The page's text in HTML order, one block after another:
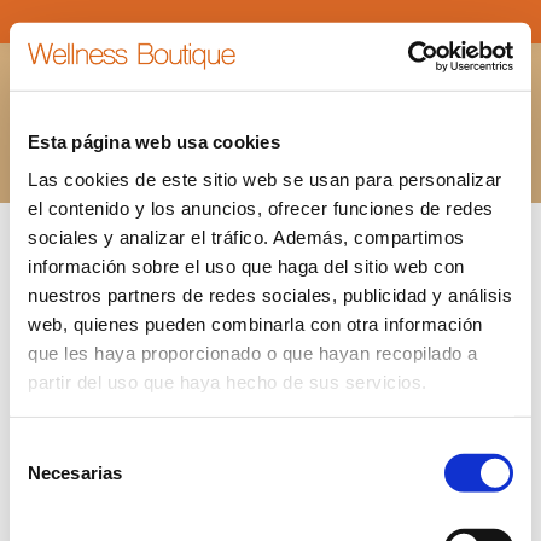
Esta página web usa cookies
Las cookies de este sitio web se usan para personalizar
el contenido y los anuncios, ofrecer funciones de redes
sociales y analizar el tráfico. Además, compartimos
información sobre el uso que haga del sitio web con
nuestros partners de redes sociales, publicidad y análisis
web, quienes pueden combinarla con otra información
que les haya proporcionado o que hayan recopilado a
partir del uso que haya hecho de sus servicios.
Necesarias
AGUA-MICELAR-BIOSENCIBLE-BIOLOGIQUE-
RECHERCHE
Estás aquí: